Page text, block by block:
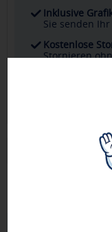
Inklusive
Sie senden
Kostenlose
Stornieren
Ihr direkter
6-teiliges Maniküre-